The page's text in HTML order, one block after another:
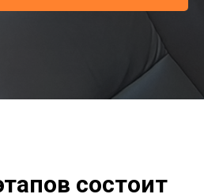
состоит